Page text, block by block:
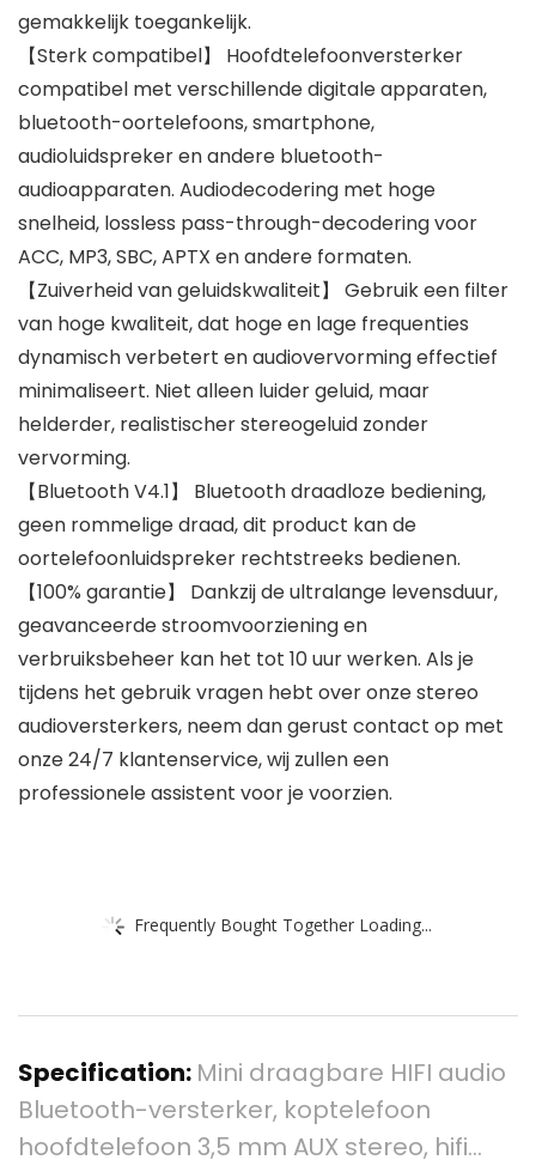
gemakkelijk toegankelijk.
【Sterk compatibel】 Hoofdtelefoonversterker
compatibel met verschillende digitale apparaten,
bluetooth-oortelefoons, smartphone,
audioluidspreker en andere bluetooth-
audioapparaten. Audiodecodering met hoge
snelheid, lossless pass-through-decodering voor
ACC, MP3, SBC, APTX en andere formaten.
【Zuiverheid van geluidskwaliteit】 Gebruik een filter
van hoge kwaliteit, dat hoge en lage frequenties
dynamisch verbetert en audiovervorming effectief
minimaliseert. Niet alleen luider geluid, maar
helderder, realistischer stereogeluid zonder
vervorming.
【Bluetooth V4.1】 Bluetooth draadloze bediening,
geen rommelige draad, dit product kan de
oortelefoonluidspreker rechtstreeks bedienen.
【100% garantie】 Dankzij de ultralange levensduur,
geavanceerde stroomvoorziening en
verbruiksbeheer kan het tot 10 uur werken. Als je
tijdens het gebruik vragen hebt over onze stereo
audioversterkers, neem dan gerust contact op met
onze 24/7 klantenservice, wij zullen een
professionele assistent voor je voorzien.
Frequently Bought Together Loading...
Specification: Mini draagbare HIFI audio
Bluetooth-versterker, koptelefoon
hoofdtelefoon 3,5 mm AUX stereo, hifi…